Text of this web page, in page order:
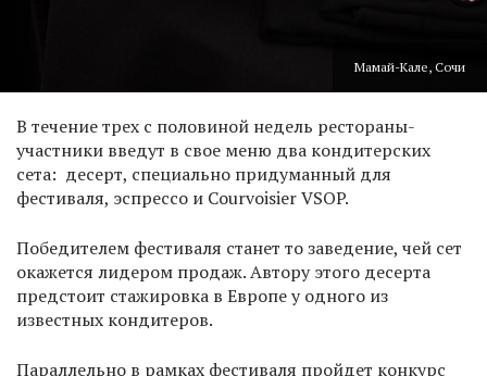
Мамай-Кале, Сочи
В течение трех с половиной недель рестораны-
участники введут в свое меню два кондитерских
сета: десерт, специально придуманный для
фестиваля, эспрессо и Courvoisier VSOP.
Победителем фестиваля станет то заведение, чей сет
окажется лидером продаж. Автору этого десерта
предстоит стажировка в Европе у одного из
известных кондитеров.
Параллельно в рамках фестиваля пройдет конкурс